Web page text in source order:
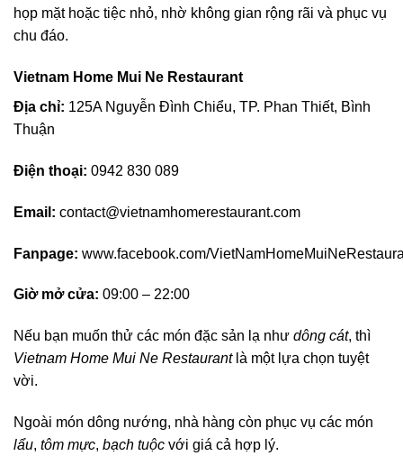
họp mặt hoặc tiệc nhỏ, nhờ không gian rộng rãi và phục vụ
chu đáo.
Vietnam Home Mui Ne Restaurant
Địa chỉ: 125A Nguyễn Đình Chiểu, TP. Phan Thiết, Bình
Thuận
Điện thoại: 0942 830 089
Email: contact@vietnamhomerestaurant.com
Fanpage: www.facebook.com/
Giờ mở cửa: 09:00 – 22:00
Nếu bạn muốn thử các món đặc sản lạ như dông cát, thì
Vietnam Home Mui Ne Restaurantlà một lựa chọn tuyệt
vời.
Ngoài món dông nướng, nhà hàng còn phục vụ các món
lẩu, tôm mực, bạch tuộc với giá cả hợp lý.